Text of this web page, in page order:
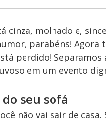
cinza, molhado e,
parabéns!
perdido!
em um evento
seu sofá
não vai sair de